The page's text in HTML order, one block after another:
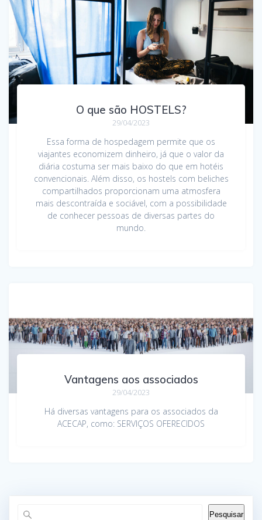
O que são HOSTELS?
29/04/2023
Essa forma de hospedagem permite que os
viajantes economizem dinheiro, já que o valor da
diária costuma ser mais baixo do que em hotéis
convencionais. Além disso, os hostels com beliches
compartilhados proporcionam uma atmosfera
mais descontraída e sociável, com a possibilidade
de conhecer pessoas de diversas partes do
mundo.
Vantagens aos associados
29/04/2023
Há diversas vantagens para os associados da
ACECAP, como: SERVIÇOS OFERECIDOS
Pesquisar